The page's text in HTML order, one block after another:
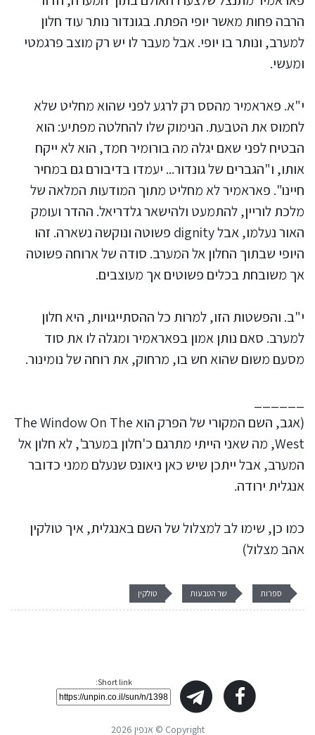
הרבה פחות מאשר יופי הפתח. בגונדור נותר עוד חלון
למערב, ונותר בו יופי. אבל מעבר לו יש רק מוצב פרגמטי
ומעשי.
י"א. פאראמיר מהסס רק לרגע לפני שהוא מחליט שלא
לחמוס את הטבעת. הנימוק שלו להחלטה מפתיע: הוא
הבטיח לפני שאם יגלה מה בורומיר חמד, הוא לא ייקח
אותו, ו"הגברים של גונדור... יעמדו בדיבורם גם במחיר
חיינו". פאראמיר לא מחליט מתוך המודעות המלאה של
מלכת לוריין, להתמעט ולהישאר גלדריאל. ההדר ועומק
האור נעלמו, אבל dignity פשוטה ונוקשה נשארה. זהו
היופי שבתוך החלון אל המערב. סודה של ארוחה פשוטה
אך משובחת בכלים פשוטים אך מעוצבים.
י"ב. והפשטות הזו, למרות כל ההסתייגויות, היא חלון
למערב. סאם נותן אמון בפאראמיר ומגלה לו את סוד
מסעם משום שהוא חש בו, מרחוק, את רוחה של נומינור.
(אגב, השם המקורי של הפרק הוא The Window On The
West, מה שאני הייתי מתרגם כ'חלון במערב', לא חלון אל
המערב, אבל ייתכן שיש כאן ניאונס שנעלם ממני כדובר
אנגלית ירודה.
כמו כן, שימו לב למצלול של השם באנגלית, איך טולקין
אהב מצלול)
ספרות שר הטבעות טולקין
Short link:
Copyright © אנפין 2026